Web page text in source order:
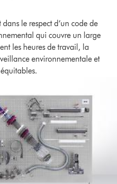
le respect d’un code de
qui couvre un large
les heures de travail, la
environnementale et